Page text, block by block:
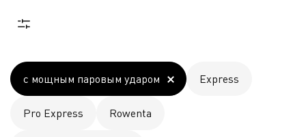
с мощным паровым ударом Express
Pro Express Rowenta